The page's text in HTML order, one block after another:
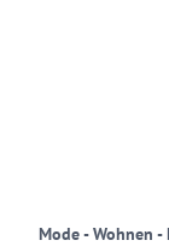
Mode - Wohnen -